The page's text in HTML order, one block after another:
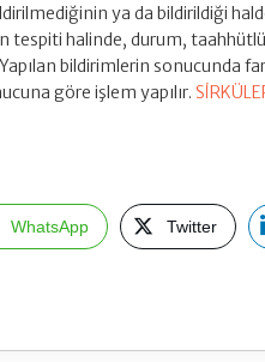
ya da bildirildiği
tespiti halinde, durum,
bildirimlerin sonucunda
göre işlem yapılır.
WhatsApp Twitter